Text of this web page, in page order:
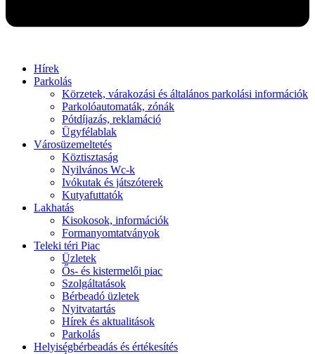
Hírek
Parkolás
Körzetek, várakozási és általános parkolási információk
Parkolóautomaták, zónák
Pótdíjazás, reklamáció
Ügyfélablak
Városüzemeltetés
Köztisztaság
Nyilvános Wc-k
Ivókutak és játszóterek
Kutyafuttatók
Lakhatás
Kisokosok, információk
Formanyomtatványok
Teleki téri Piac
Üzletek
Ős- és kistermelői piac
Szolgáltatások
Bérbeadó üzletek
Nyitvatartás
Hírek és aktualitások
Parkolás
Helyiségbérbeadás és értékesítés